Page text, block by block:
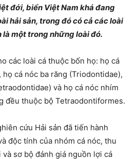
đới, biển Việt Nam khá đang
hải sản, trong đó có cả các loài
là một trong những loài đó.
các loài cá thuộc bốn họ: họ cá
cá nóc ba răng (Triodontidae),
và họ cá nóc nhím
đều thuộc bộ Tetraodontiformes.
cứu Hải sản đã tiến hành
độc tính của nhóm cá nóc, thu
sơ bộ đánh giá nguồn lợi cá